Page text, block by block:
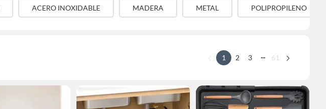
ACERO INOXIDABLE MADERA METAL POLIPROPILENO
1 2 3 ... 61